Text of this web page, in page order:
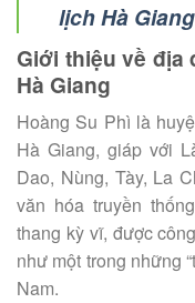
lịch Hà Giang
Giới thiệu về địa
Hà Giang
Hoàng Su Phì là
Hà Giang, giáp với
Dao, Nùng, Tày, La
văn hóa truyền
thang kỳ vĩ, được
như một trong những
Nam.